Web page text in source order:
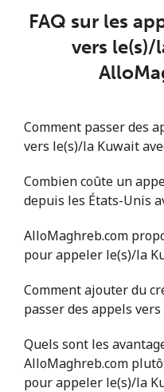
⁦34.9¢⁩
FAQ sur les
vers
Comment passer des
vers le(s)/la Kuwait
Combien coûte un
depuis les États-Unis
AlloMaghreb.com
pour appeler le(s)/la
Comment ajouter du
passer des appels
Quels sont les
AlloMaghreb.com
pour appeler le(s)/la